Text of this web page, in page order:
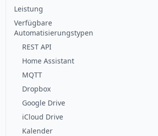
Leistung
Verfügbare
Automatisierungstypen
REST API
Home Assistant
MQTT
Dropbox
Google Drive
iCloud Drive
Kalender